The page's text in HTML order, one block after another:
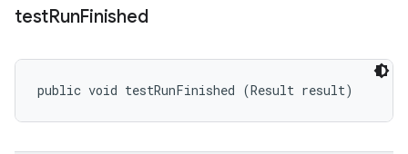
testRunFinished
public void testRunFinished (Result result)